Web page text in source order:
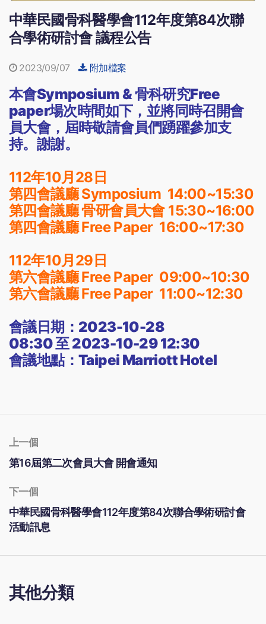
其他分類
中華民國骨科醫學會112年度第84次聯
合學術研討會 議程公告
2023/09/07 附加檔案
本會Symposium &骨科研究Free
paper場次時間如下，並將同時召開會
員大會，屆時敬請會員們踴躍參加支
持。謝謝。
112年10月 28 日
第四會議廳 Symposium 14:00~15:30
第四會議廳 骨研會員大會 15:30~16:00
第四會議廳 Free Paper 16:00~17:30
112年10月29日
第六會議廳 Free Paper 09:00~10:30
第六會議廳 Free Paper 11:00~12:30
會議日期： 2023-10-28
08:30至2023-10-29 12:30
會議地點： Taipei Marriott Hotel
上一個
第16屆第二次會員大會 開會通知
下一個
中華民國骨科醫學會112年度第84次聯合學術研討會
活動訊息